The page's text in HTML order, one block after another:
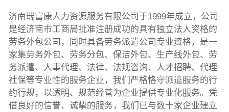
济南瑞富康人力资源服务有限公司于1999年成立，公司
是经济南市工商局批准注册成功的具有独立法人资格的
劳务外包公司，同时具备劳务派遣公司专业资格，是一
家集劳务外包、劳务分包、保洁外包、生产线外包、劳
务派遣、人事代理、法律、法规咨询、人才招聘、代理
社保等专业性的服务企业，我们严格恪守派遣服务的行
约行规，以透明、规范经营为企业提供专业化服务。凭
借良好的信誉、诚挚的服务，我们已与数十家企业建立